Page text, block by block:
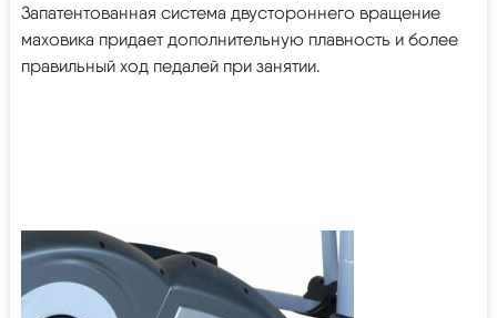
Запатентованная система двустороннего вращение
маховика придает дополнительную плавность и более
правильный ход педалей при занятии.